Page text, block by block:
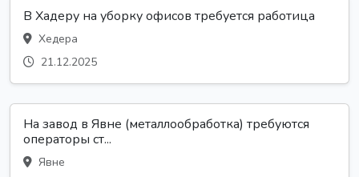
В Хадеру на уборку офисов требуется работица
Хедера
21.12.2025
На завод в Явне (металлообработка) требуются
операторы ст...
Явне